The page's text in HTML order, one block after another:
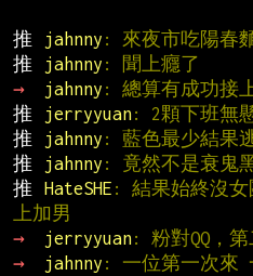
推
jahnny : 來夜市吃陽春
推
jahnny : 聞上癮了
→
jahnny : 總算有成功接
推
jerryyuan: 2顆下班無
推
jahnny : 藍色最少結果
推
jahnny : 竟然不是衰鬼
推
HateSHE : 結果始終沒女
上加男
→
jerryyuan: 粉對QQ，
→
jahnny : 一位第一次來